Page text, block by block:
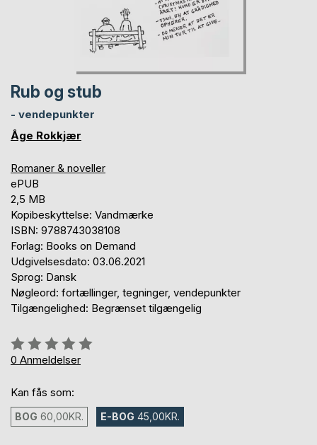
Rub og stub
- vendepunkter
Åge Rokkjær
Romaner & noveller
ePUB
2,5 MB
Kopibeskyttelse: Vandmærke
ISBN: 9788743038108
Forlag: Books on Demand
Udgivelsesdato: 03.06.2021
Sprog: Dansk
Nøgleord: fortællinger, tegninger, vendepunkter
Tilgængelighed: Begrænset tilgængelig
Anmeldelse::
0%
0 Anmeldelser
Kan fås som:
BOG 60,00KR. E-BOG 45,00KR.